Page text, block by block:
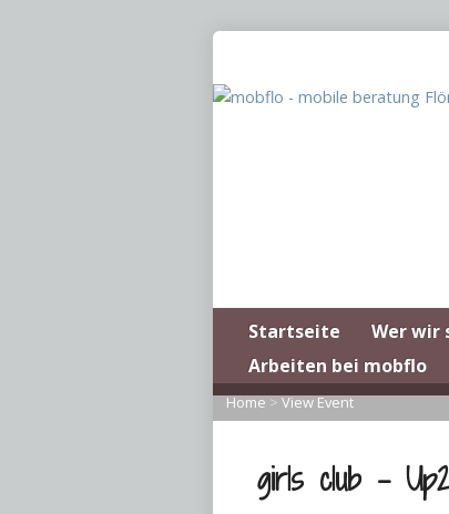
Startseite Wer wir
Arbeiten bei mobflo
Home>View Event
girls club –